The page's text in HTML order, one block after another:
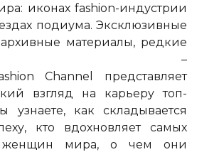
иконах fashion-индустрии
подиума. Эксклюзивные
материалы, редкие
–
Channel
представляет
взгляд на карьеру топ-
узнаете, как складывается
кто вдохновляет самых
женщин мира, о чем они